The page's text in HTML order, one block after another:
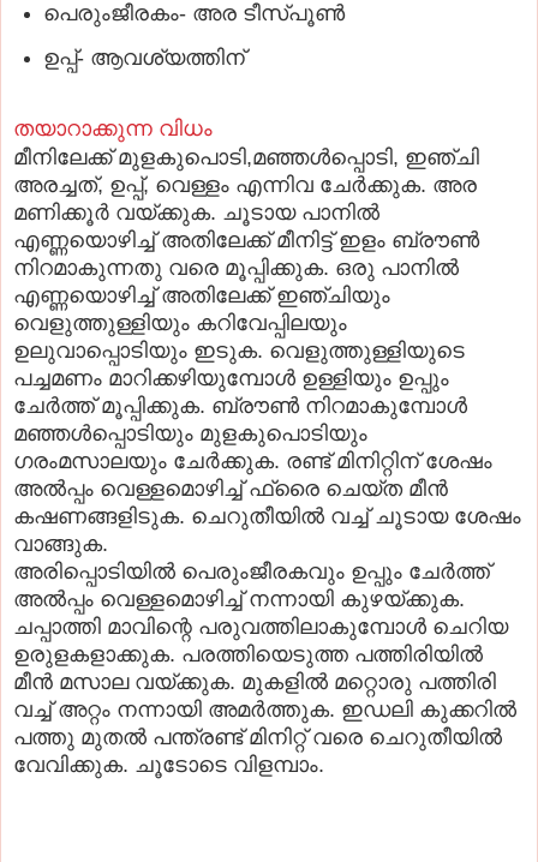
പെരുംജീരകം- അര ടീസ്‌പൂണ്‍
ഉപ്പ്‌- ആവശ്യത്തിന്‌
തയാറാക്കുന്ന വിധം
മീനിലേക്ക്‌ മുളകുപൊടി,മഞ്ഞള്‍പ്പൊടി, ഇഞ്ചി
അരച്ചത്‌, ഉപ്പ്‌, വെള്ളം എന്നിവ ചേര്‍ക്കുക. അര
മണിക്കൂര്‍ വയ്‌ക്കുക. ചൂടായ പാനില്‍
എണ്ണയൊഴിച്ച്‌ അതിലേക്ക്‌ മീനിട്ട്‌ ഇളം ബ്രൗണ്‍
നിറമാകുന്നതു വരെ മൂപ്പിക്കുക. ഒരു പാനില്‍
എണ്ണയൊഴിച്ച്‌ അതിലേക്ക്‌ ഇഞ്ചിയും
വെളുത്തുള്ളിയും കറിവേപ്പിലയും
ഉലുവാപ്പൊടിയും ഇടുക. വെളുത്തുള്ളിയുടെ
പച്ചമണം മാറിക്കഴിയുമ്പോള്‍ ഉള്ളിയും ഉപ്പും
ചേര്‍ത്ത്‌ മൂപ്പിക്കുക. ബ്രൗണ്‍ നിറമാകുമ്പോള്‍
മഞ്ഞള്‍പ്പൊടിയും മുളകുപൊടിയും
ഗരംമസാലയും ചേര്‍ക്കുക. രണ്ട്‌ മിനിറ്റിന്‌ ശേഷം
അല്‍പ്പം വെള്ളമൊഴിച്ച്‌ ഫ്രൈ ചെയ്‌ത മീന്‍
കഷണങ്ങളിടുക. ചെറുതീയില്‍ വച്ച്‌ ചൂടായ ശേഷം
വാങ്ങുക.
അരിപ്പൊടിയില്‍ പെരുംജീരകവും ഉപ്പും ചേര്‍ത്ത്‌
അല്‍പ്പം വെള്ളമൊഴിച്ച്‌ നന്നായി കുഴയ്‌ക്കുക.
ചപ്പാത്തി മാവിന്റെ പരുവത്തിലാകുമ്പോള്‍ ചെറിയ
ഉരുളകളാക്കുക. പരത്തിയെടുത്ത പത്തിരിയില്‍
മീന്‍ മസാല വയ്‌ക്കുക. മുകളില്‍ മറ്റൊരു പത്തിരി
വച്ച്‌ അറ്റം നന്നായി അമര്‍ത്തുക. ഇഡലി കുക്കറില്‍
പത്തു മുതല്‍ പന്ത്രണ്ട്‌ മിനിറ്റ്‌ വരെ ചെറുതീയില്‍
വേവിക്കുക. ചൂടോടെ വിളമ്പാം.